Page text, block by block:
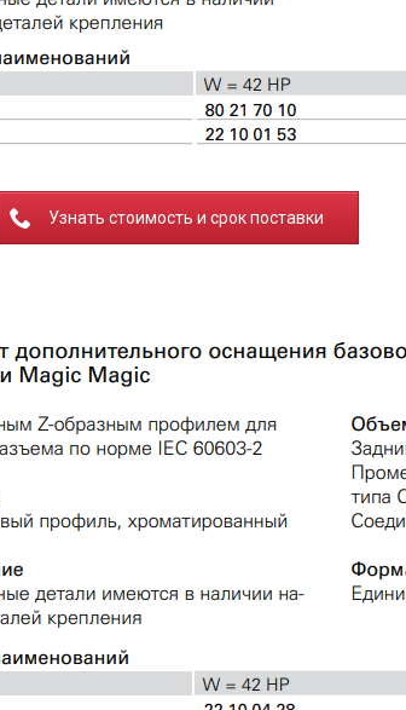
Узнать стоимость и срок поставки